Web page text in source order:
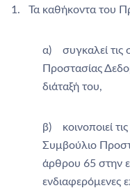
1. Τα καθήκοντα του
α) συγκαλεί τις
Προστασίας
διάταξή του,
β) κοινοποιεί
Συμβούλιο
άρθρου 65 στην
ενδιαφερόμενες